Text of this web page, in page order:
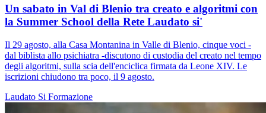
Un sabato in Val di Blenio tra creato e algoritmi con
la Summer School della Rete Laudato si'
Il 29 agosto, alla Casa Montanina in Valle di Blenio, cinque voci -
dal biblista allo psichiatra -discutono di custodia del creato nel tempo
degli algoritmi, sulla scia dell'enciclica firmata da Leone XIV. Le
iscrizioni chiudono tra poco, il 9 agosto.
Laudato Si Formazione